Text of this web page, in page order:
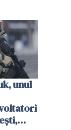
unul